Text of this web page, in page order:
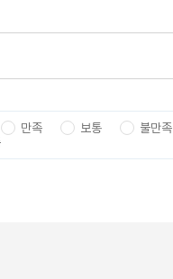
만족 보통
불만족